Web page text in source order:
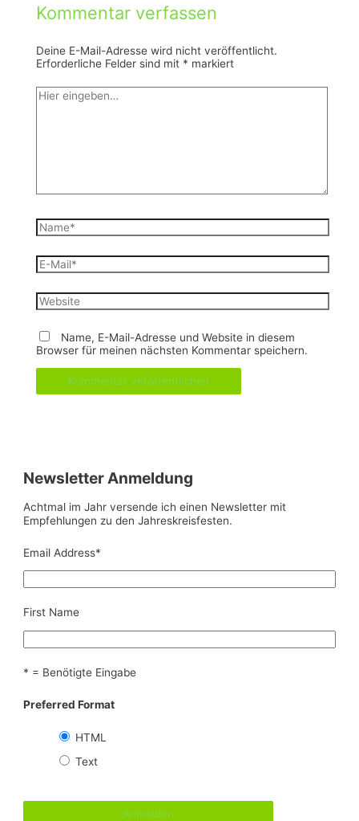
Kommentar verfassen
Deine E-Mail-Adresse wird nicht veröffentlicht.
Erforderliche Felder sind mit * markiert
Hier
eingeben…
Name*
E-
Mail*
Website
Name, E-Mail-Adresse und Website in diesem
Browser für meinen nächsten Kommentar speichern.
Newsletter Anmeldung
Achtmal im Jahr versende ich einen Newsletter mit
Empfehlungen zu den Jahreskreisfesten.
Email Address*
First Name
* = Benötigte Eingabe
Preferred Format
HTML
Text